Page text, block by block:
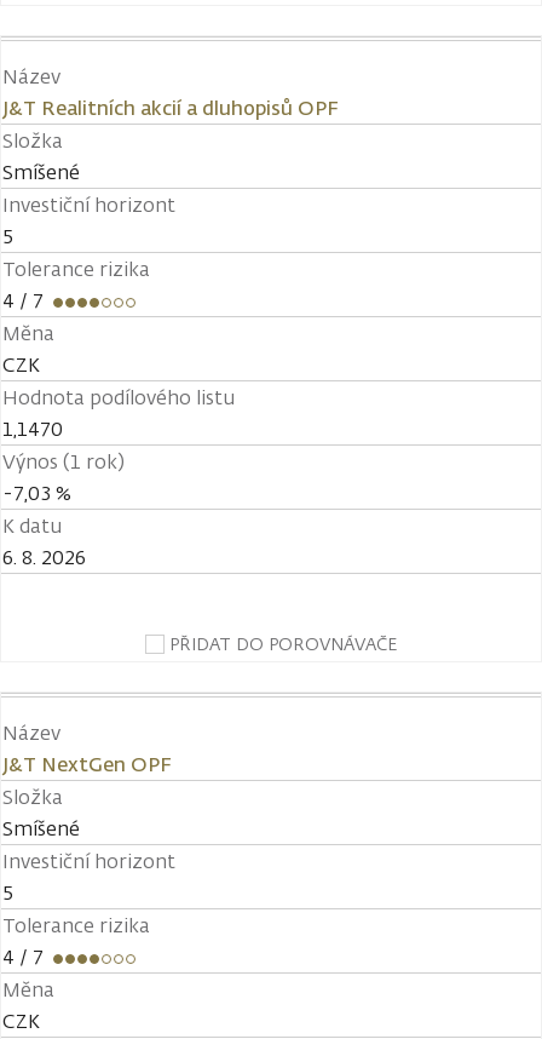
Název
J&T Realitních akcií a dluhopisů OPF
Složka
Smíšené
Investiční horizont
5
Tolerance rizika
4 / 7
Měna
CZK
Hodnota podílového listu
1,1470
Výnos (1 rok)
-7,03 %
K datu
6. 8. 2026
PŘIDAT DO POROVNÁVAČE
Název
J&T NextGen OPF
Složka
Smíšené
Investiční horizont
5
Tolerance rizika
4 / 7
Měna
CZK